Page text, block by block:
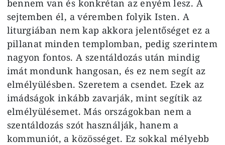
bennem van és konkrétan az enyém lesz. A
sejtemben él, a véremben folyik Isten. A
liturgiában nem kap akkora jelentőséget ez a
pillanat minden templomban, pedig szerintem
nagyon fontos. A szentáldozás után mindig
imát mondunk hangosan, és ez nem segít az
elmélyülésben. Szeretem a csendet. Ezek az
imádságok inkább zavarják, mint segítik az
elmélyülésemet. Más országokban nem a
szentáldozás szót használják, hanem a
kommuniót, a közösséget. Ez sokkal mélyebb